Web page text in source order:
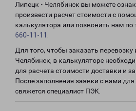
Липецк - Челябинск вы можете
произвести расчет стоимости с
калькулятора или позвонить нам по
660-11-11
Для того, чтобы заказать перевозку
Челябинск, в калькуляторе
для расчета стоимости доставки и
После заполнения заявки с вами для
свяжется специалист ПЭК.